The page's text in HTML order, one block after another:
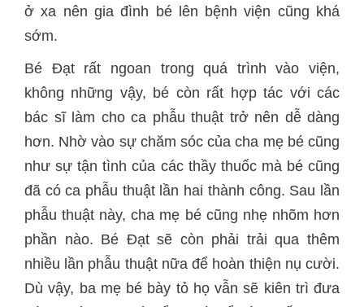
ở xa nên gia đình bé lên bệnh viện cũng khá
sớm.
Bé Đạt rất ngoan trong quá trình vào viện,
không những vậy, bé còn rất hợp tác với các
bác sĩ làm cho ca phẫu thuật trở nên dễ dàng
hơn. Nhờ vào sự chăm sóc của cha mẹ bé cũng
như sự tận tình của các thầy thuốc mà bé cũng
đã có ca phẫu thuật lần hai thành công. Sau lần
phẫu thuật này, cha mẹ bé cũng nhẹ nhõm hơn
phần nào. Bé Đạt sẽ còn phải trải qua thêm
nhiều lần phẫu thuật nữa để hoàn thiện nụ cười.
Dù vậy, ba mẹ bé bày tỏ họ vẫn sẽ kiên trì đưa